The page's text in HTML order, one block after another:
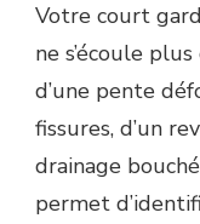
Votre court
ne s’écoule
d’une pente
fissures, d’un
drainage
permet